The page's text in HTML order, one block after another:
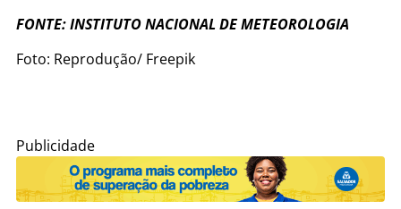
FONTE: INSTITUTO NACIONAL DE METEOROLOGIA
Foto: Reprodução/ Freepik
Publicidade